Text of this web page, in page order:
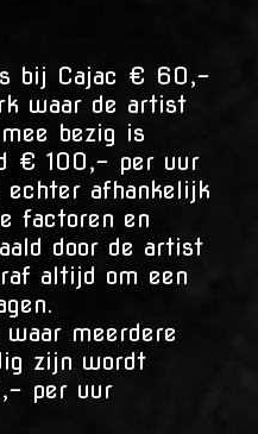
bij Cajac € 60,-
waar de artist
bezig is
€ 100,- per uur
afhankelijk
factoren en
door de artist
altijd om een
meerdere
zijn wordt
per uur